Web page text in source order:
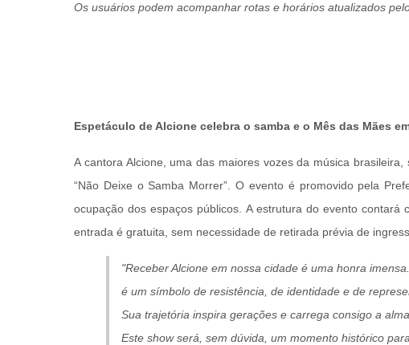
Os usuários podem acompanhar rotas e horários atualizados
Espetáculo de Alcione celebra o samba e o Mês das Mães
A cantora Alcione, uma das maiores vozes da música
“Não Deixe o Samba Morrer”.O evento é promovido pela
ocupação dos espaços públicos.A estrutura do evento contará
entrada é gratuita, sem necessidade de retirada prévia de
"Receber Alcione em nossa cidade é uma honra
é um símbolo de resistência, de identidade e de
Sua trajetória inspira gerações e carrega consigo a
Este show será, sem dúvida, um momento histórico